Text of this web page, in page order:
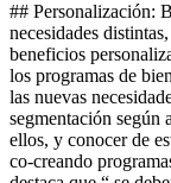
## Personalización:
necesidades
beneficios
los programas de
las nuevas
segmentación según
ellos, y conocer de
co-creando